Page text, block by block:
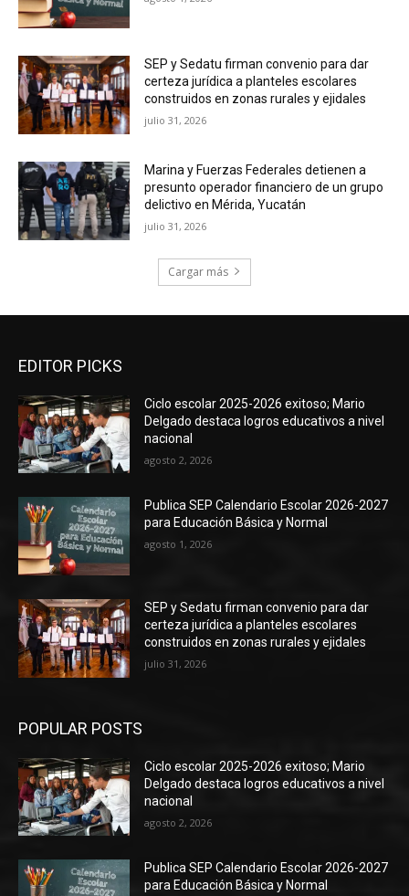
SEP y Sedatu firman convenio para dar
certeza jurídica a planteles escolares
construidos en zonas rurales y ejidales
julio 31, 2026
Marina y Fuerzas Federales detienen a
presunto operador financiero de un grupo
delictivo en Mérida, Yucatán
julio 31, 2026
Cargar más
EDITOR PICKS
Ciclo escolar 2025-2026 exitoso; Mario
Delgado destaca logros educativos a nivel
nacional
agosto 2, 2026
Publica SEP Calendario Escolar 2026-2027
para Educación Básica y Normal
agosto 1, 2026
SEP y Sedatu firman convenio para dar
certeza jurídica a planteles escolares
construidos en zonas rurales y ejidales
julio 31, 2026
POPULAR POSTS
Ciclo escolar 2025-2026 exitoso; Mario
Delgado destaca logros educativos a nivel
nacional
agosto 2, 2026
Publica SEP Calendario Escolar 2026-2027
para Educación Básica y Normal